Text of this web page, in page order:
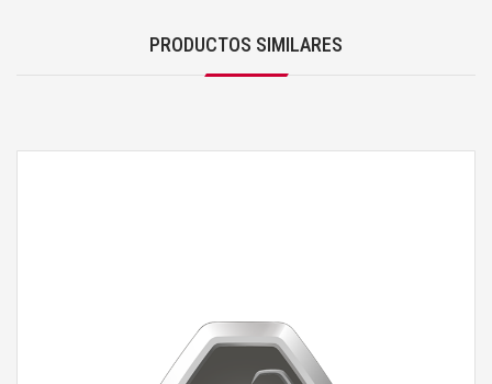
PRODUCTOS SIMILARES